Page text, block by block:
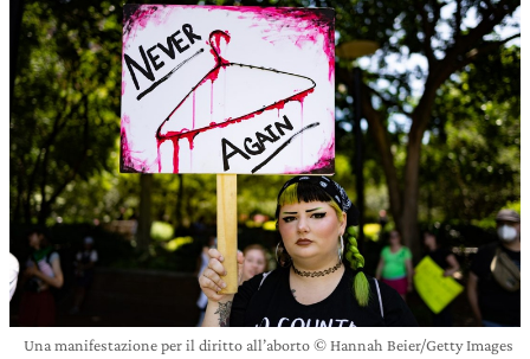
Una manifestazione per il diritto all’aborto © Hannah Beier/Getty Images